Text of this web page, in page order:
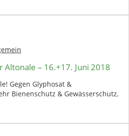
Altonale – 16.+17. Juni 2018
Gegen Glyphosat &
Bienenschutz & Gewässerschutz,